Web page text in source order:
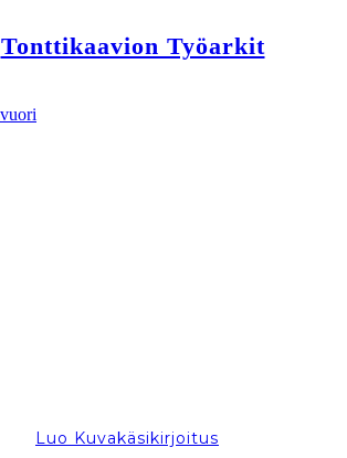
Tonttikaavion Työarkit
Luo Kuvakäsikirjoitus